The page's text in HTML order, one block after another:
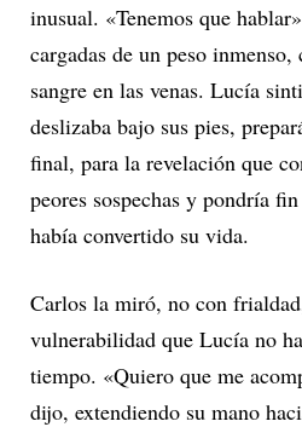
inusual. «Tenemos que
cargadas de un peso inmenso,
sangre en las venas. Lucía
deslizaba bajo sus pies,
final, para la revelación que
peores sospechas y pondría
había convertido su vida.
Carlos la miró, no con
vulnerabilidad que Lucía no
tiempo. «Quiero que me
dijo, extendiendo su mano